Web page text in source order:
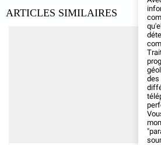
ARTICLES SIMILAIRES